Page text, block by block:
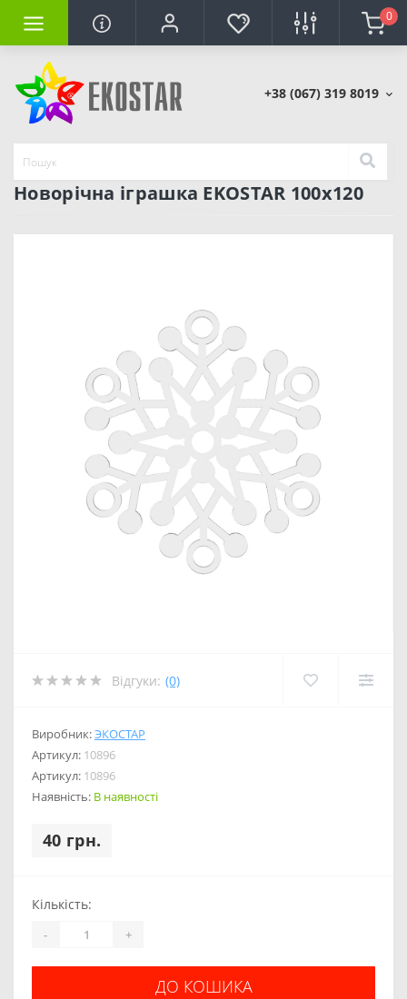
0
+38 (067) 319 8019
Новорічна іграшка EKOSTAR 100х120
Відгуки: (0)
Виробник:ЭКОСТАР
Артикул: 10896
Артикул: 10896
Наявність: В наявності
40 грн.
Кількість:
- +
ДО КОШИКА